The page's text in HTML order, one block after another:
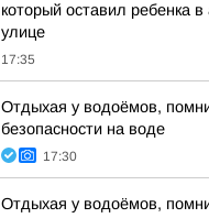
который оставил ребенка
улице
17:35
Отдыхая у водоёмов,
безопасности на воде
17:30
Отдыхая у водоёмов,